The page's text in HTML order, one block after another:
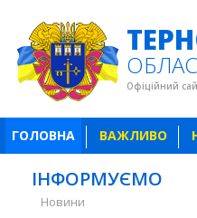
Офіційний
ГОЛОВНА ВАЖЛИВО
ІНФОРМУЄМО
Новини